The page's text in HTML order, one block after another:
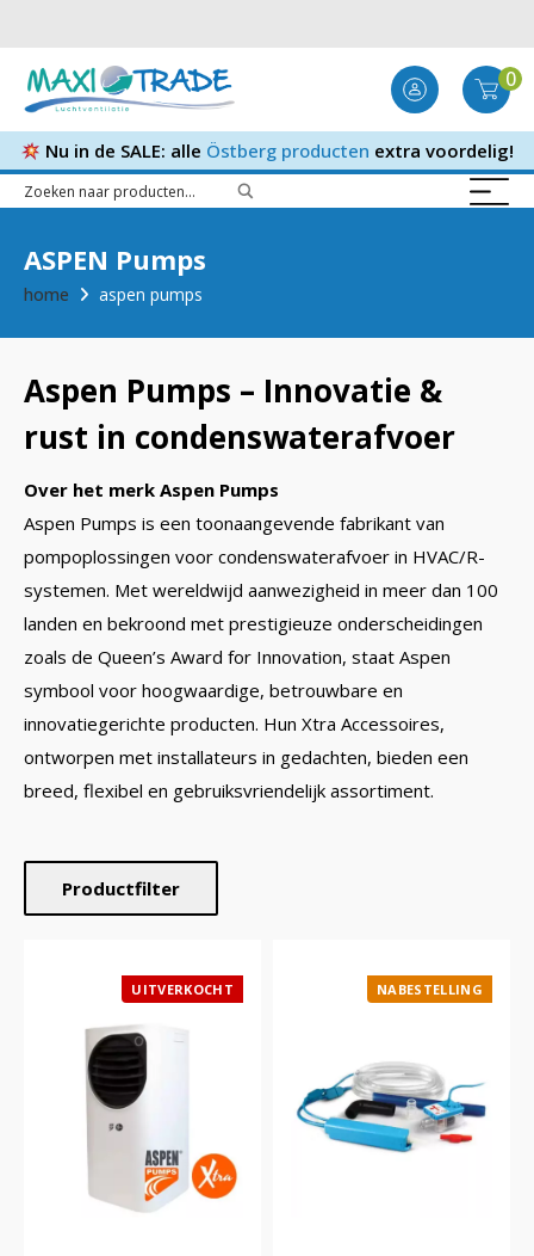
0
Nu in de SALE: alle Östberg producten extra voordelig!
ASPEN Pumps
home aspen pumps
Aspen Pumps – Innovatie &
rust in condenswaterafvoer
Over het merk Aspen Pumps
Aspen Pumps is een toonaangevende fabrikant van
pompoplossingen voor condenswaterafvoer in HVAC/R-
systemen. Met wereldwijd aanwezigheid in meer dan 100
landen en bekroond met prestigieuze onderscheidingen
zoals de Queen’s Award for Innovation, staat Aspen
symbool voor hoogwaardige, betrouwbare en
innovatiegerichte producten. Hun Xtra Accessoires,
ontworpen met installateurs in gedachten, bieden een
breed, flexibel en gebruiksvriendelijk assortiment.
Productfilter
UITVERKOCHT NABESTELLING